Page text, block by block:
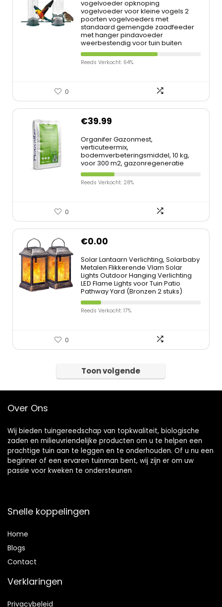
vogelvoeder opknoping
vogelvoeder voor kleine vogels 2
poorten vogelvoeders met
standaard gemengde zaadfeeder
met hanger pindavoeder
weerbestendig voor tuin buiten
Reeds Verkocht: 64%
0
€39.99
Organifer Gazonmest,
verticuteermix,
bodemverbeteringsmiddel, 10 kg,
voor 300 m2, gazonregeneratie
Reeds Verkocht: 28%
0
€0.00
Solar Lantaarn Verlichting, Solarbaby
Metalen Flikkerende Vlam Solar
Lights Outdoor Hanging Verlichting
LED Flame Lights voor Tuin Patio
Pathway Yard (Bronzen 2 stuks)
Reeds Verkocht: 17%
0
Toon volgende
Over Ons
Wij bieden tuingereedschap van topkwaliteit, biologische
zaden en milieuvriendelijke producten om u te helpen een
prachtige tuin aan te leggen en te onderhouden. Of u nu een
beginner of een ervaren tuinman bent, wij zijn er om uw
passie voor kweken te ondersteunen
Snelle koppelingen
Home
Blogs
Contact
Verklaringen
Privacybeleid